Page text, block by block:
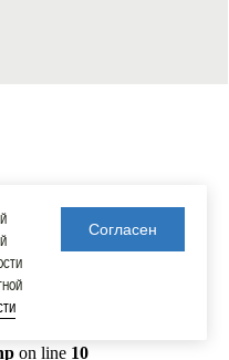
on line 10
Согласен